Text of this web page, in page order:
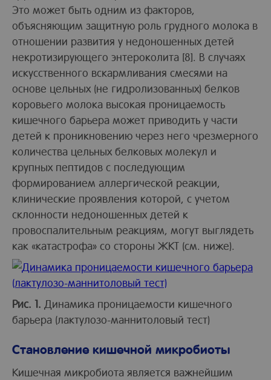
Это может быть одним из факторов,
объясняющим защитную роль грудного молока в
отношении развития у недоношенных детей
некротизирующего энтероколита [8]. В случаях
искусственного вскармливания смесями на
основе цельных (не гидролизованных) белков
коровьего молока высокая проницаемость
кишечного барьера может приводить у части
детей к проникновению через него чрезмерного
количества цельных белковых молекул и
крупных пептидов с последующим
формированием аллергической реакции,
клинические проявления которой, с учетом
склонности недоношенных детей к
провоспалительным реакциям, могут выглядеть
как «катастрофа» со стороны ЖКТ (см. ниже).
Рис. 1. Динамика проницаемости кишечного
барьера (лактулозо-маннитоловый тест)
Становление кишечной микробиоты
Кишечная микробиота является важнейшим